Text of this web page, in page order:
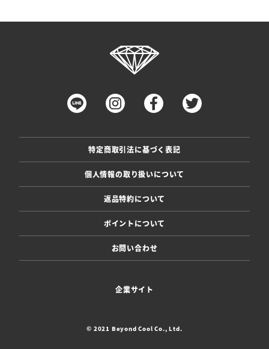
特定商取引法に基づく表記
個人情報の取り扱いについて
返品特約について
ポイントについて
お問い合わせ
企業サイト
© 2021 Beyond Cool Co., Ltd.